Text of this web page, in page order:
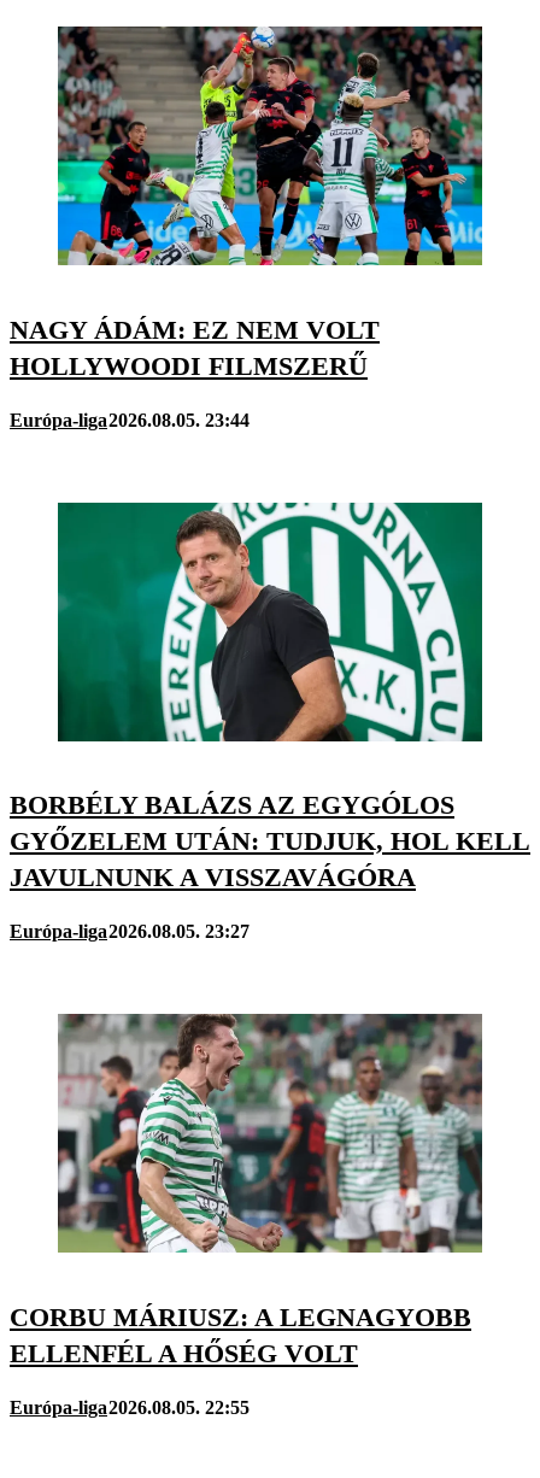
NAGY ÁDÁM: EZ NEM VOLT
HOLLYWOODI FILMSZERŰ
Európa-liga2026.08.05. 23:44
BORBÉLY BALÁZS AZ EGYGÓLOS
GYŐZELEM UTÁN: TUDJUK, HOL KELL
JAVULNUNK A VISSZAVÁGÓRA
Európa-liga2026.08.05. 23:27
CORBU MÁRIUSZ: A LEGNAGYOBB
ELLENFÉL A HŐSÉG VOLT
Európa-liga2026.08.05. 22:55